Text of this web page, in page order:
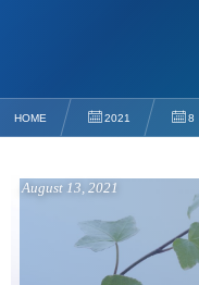
HOME 2021 8
August 13 2021